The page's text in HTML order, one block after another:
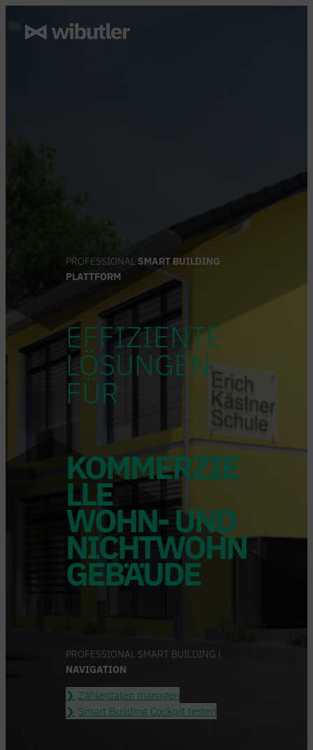
Inhalt
PROFESSIONAL SMART BUILDING
PLATTFORM
EFFIZIENTE
LÖSUNGEN
FÜR
KOMMERZIE
LLE
WOHN- UND
NICHTWOHN
GEBÄUDE
PROFESSIONAL SMART BUILDING |
NAVIGATION
Zählerdaten managen
Smart Building Cockpit testen